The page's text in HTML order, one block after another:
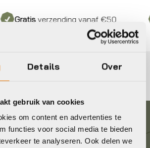
Details Over
gebruik van cookies
om content en advertenties te
functies voor social media te bieden
te analyseren. Ook delen we
Gratisverzending vanaf €50
contact komen?